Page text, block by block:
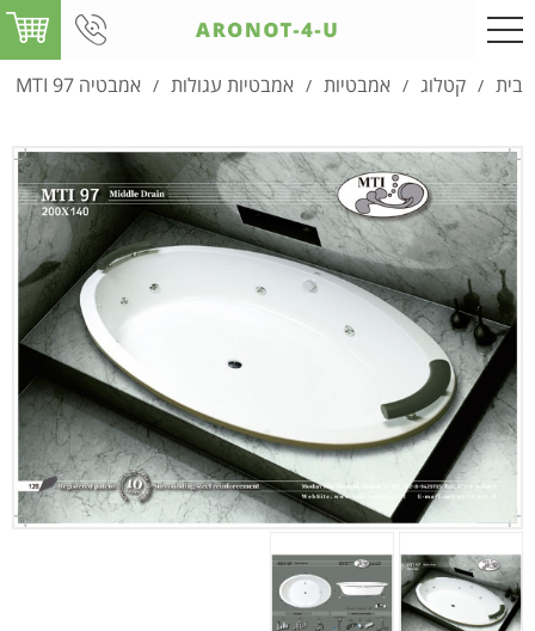
בית / קטלוג / אמבטיות / אמבטיות עגולות / אמבטיה MTI 97